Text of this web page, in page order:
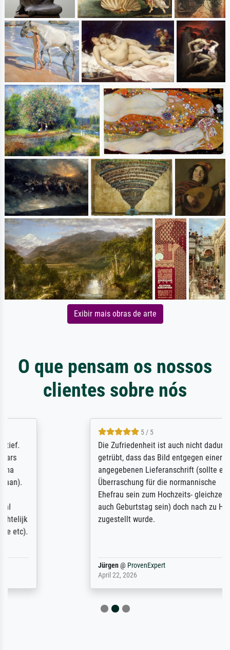
Exibir mais obras de arte
O que pensam os nossos
clientes sobre nós
Die Zufriedenheit ist auch nicht dadurch
getrübt, dass das Bild entgegen einer
angegebenen Lieferanschrift (sollte eine
Überraschung für die normannische
Ehefrau sein zum Hochzeits- gleichzeitig
auch Geburtstag sein) doch nach zu Hause
zugestellt wurde.
ProvenExpert